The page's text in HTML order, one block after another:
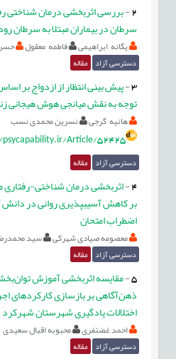
2
-بررسی اثربخشی درمان شناختی
سرطان در بیماران مبتلا به سرطان
یگانه ابراهیمی فاطمه معقول حسن
دسترسی آزاد مقاله
3
-پیش بینی انتظار از ازدواج بر
توجه به نقش میانجی هوش هیجانی
هانیه گرجی نسرین محمدی نسب
Article/52425
دسترسی آزاد مقاله
4
-اثربخشی درمان شناختی-رفتاری
بر کاهش آسیبپذیری روانی در دانش
اضطراب امتحان
معصومه صیادی شهرکی سید
دسترسی آزاد مقاله
5
-مقایسه اثربخشی آموزش
ذهن‌آگاهی بر بازسازی کارکردهای
اختلالات یادگیری شهرستان شهرکرد
احمد غضنفری محبوبه اقبال سعیدی
دسترسی آزاد مقاله